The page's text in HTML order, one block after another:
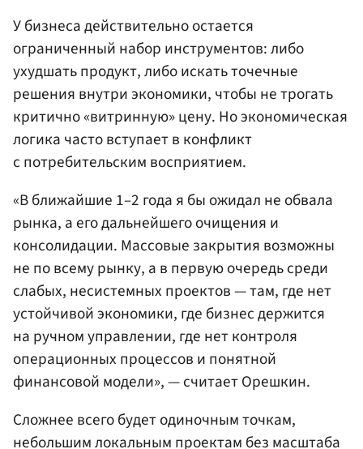
У бизнеса действительно остается
ограниченный набор инструментов: либо
ухудшать продукт, либо искать точечные
решения внутри экономики, чтобы не трогать
критично «витринную» цену. Но экономическая
логика часто вступает в конфликт
с потребительским восприятием.
«В ближайшие 1–2 года я бы ожидал не обвала
рынка, а его дальнейшего очищения и
консолидации. Массовые закрытия возможны
не по всему рынку, а в первую очередь среди
слабых, несистемных проектов — там, где нет
устойчивой экономики, где бизнес держится
на ручном управлении, где нет контроля
операционных процессов и понятной
финансовой модели», — считает Орешкин.
Сложнее всего будет одиночным точкам,
небольшим локальным проектам без масштаба